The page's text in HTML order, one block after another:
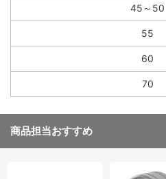
45～50
55
60
70
商品担当おすすめ